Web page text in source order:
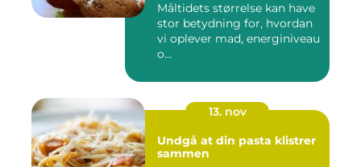
Måltidets størrelse kan have
stor betydning for, hvordan
vi oplever mad, energiniveau
o...
13. nov
Undgå at din pasta klistrer
sammen